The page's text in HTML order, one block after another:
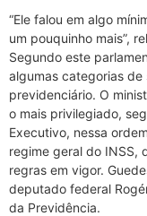
“Ele falou em algo
um pouquinho mais”,
Segundo este
algumas categorias
previdenciário. O
o mais privilegiado,
Executivo, nessa
regime geral do INSS,
regras em vigor.
deputado federal
da Previdência.